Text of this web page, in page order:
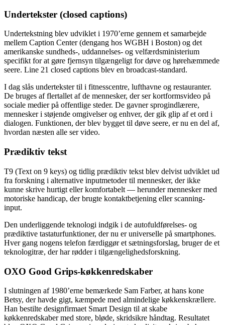
Undertekster (closed captions)
Undertekstning blev udviklet i 1970’erne gennem et samarbejde
mellem Caption Center (dengang hos WGBH i Boston) og det
amerikanske sundheds-, uddannelses- og velfærdsministerium
specifikt for at gøre fjernsyn tilgængeligt for døve og hørehæmmede
seere. Line 21 closed captions blev en broadcast-standard.
I dag slås undertekster til i fitnesscentre, lufthavne og restauranter.
De bruges af flertallet af de mennesker, der ser kortformsvideo på
sociale medier på offentlige steder. De gavner sprogindlærere,
mennesker i støjende omgivelser og enhver, der gik glip af et ord i
dialogen. Funktionen, der blev bygget til døve seere, er nu en del af,
hvordan næsten alle ser video.
Prædiktiv tekst
T9 (Text on 9 keys) og tidlig prædiktiv tekst blev delvist udviklet ud
fra forskning i alternative inputmetoder til mennesker, der ikke
kunne skrive hurtigt eller komfortabelt — herunder mennesker med
motoriske handicap, der brugte kontaktbetjening eller scanning-
input.
Den underliggende teknologi indgik i de autofuldførelses- og
prædiktive tastaturfunktioner, der nu er universelle på smartphones.
Hver gang nogens telefon færdiggør et sætningsforslag, bruger de et
teknologitræ, der har rødder i tilgængelighedsforskning.
OXO Good Grips-køkkenredskaber
I slutningen af 1980’erne bemærkede Sam Farber, at hans kone
Betsy, der havde gigt, kæmpede med almindelige køkkenskrællere.
Han bestilte designfirmaet Smart Design til at skabe
køkkenredskaber med store, bløde, skridsikre håndtag. Resultatet